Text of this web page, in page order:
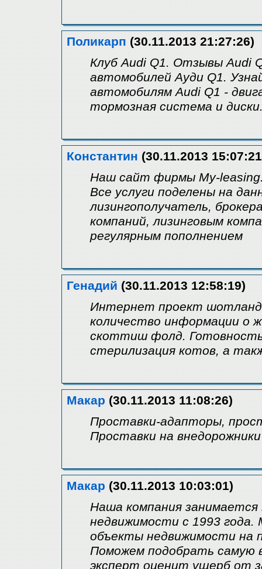
Поликарп (30.11.2013 21:27:26)
Клуб Audi Q1. Отзывы Audi
автомобилей Ауди Q1.
автомобилям Audi Q1 -
тормозная система и
Константин (30.11.2013
Наш сайт фирмы My-
Все услуги поделены на
лизингополучатель,
компаний, лизинговым
регулярным пополнением
Генадий (30.11.2013 12:58:19)
Интернет проект
количество информации о
скоттиш фолд. Готовность
стерилизация котов, а
Макар (30.11.2013 11:08:26)
Проставки-адапторы,
Проставки на внедорожники
Макар (30.11.2013 10:03:01)
Наша компания занимается
недвижимости с 1993
объекты недвижимости на
Поможем подобрать самую
эксперт оценит ущерб от